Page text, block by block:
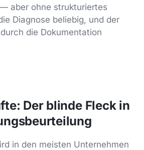
aber ohne strukturiertes
Diagnose beliebig, und der
die Dokumentation
Der blinde Fleck in
in den meisten Unternehmen